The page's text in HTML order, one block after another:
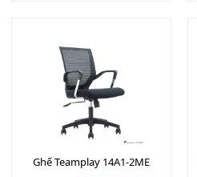
Ghế Teamplay 14A1-2ME